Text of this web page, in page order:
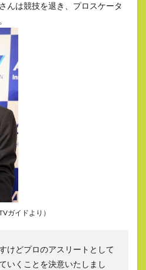
んは競技を退き、プロスケータ
ガイドより）
けどプロのアスリートとして
いくことを決意いたしまし